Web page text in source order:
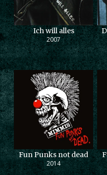
Ich will alles
2007
Fun Punks not dead
2014